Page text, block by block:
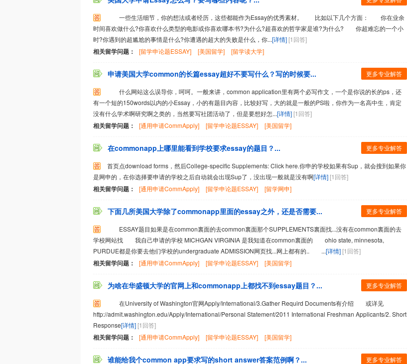
一些生活细节，你的想法或者经历，这些都能作为Essay的优秀素材。 比如以下几个方面： 你在业余
时间喜欢做什么?你喜欢什么类型的电影或你喜欢哪本书?为什么?超喜欢的哲学家是谁?为什么? 你超难忘的一个小
时?你遇到的超尴尬的事情是什么?你遭遇的超大的失败是什么，你...[详情][1回答]
相关留学问题： [留学申论题ESSAY] [美国留学] [留学读大学]
更多专业解答
申请美国大学common的长篇essay超好不要写什么？写的时候要...
什么网站这么误导你，呵呵。一般来讲，common application里有两个必写作文，一个是你说的长的ps，还
有一个短的150words以内的小Essay，小的有题目内容，比较好写，大的就是一般的PS啦，你作为一名高中生，肯定
没有什么学术啊研究啊之类的，当然要写社团活动了，但是要想好怎...[详情][1回答]
相关留学问题： [通用申请CommApply] [留学申论题ESSAY] [美国留学]
更多专业解答
在commonapp上哪里能看到学校要求essay的题目？...
首页点download forms，然后College-specific Supplements: Click here.你申的学校如果有Sup，就会搜到如果你
是网申的，在你选择要申请的学校之后自动就会出现Sup了，没出现一般就是没有啊[详情][1回答]
相关留学问题： [通用申请CommApply] [留学申论题ESSAY] [留学网申]
更多专业解答
下面几所美国大学除了commonapp里面的essay之外，还是否需要...
ESSAY题目如果是在common裏面的去common裏面那个SUPPLEMENTS裏面找...没有在common裏面的去
学校网站找 我自己申请的学校 MICHGAN VIRGINIA 是我知道在common裏面的 ohio state, minnesota,
PURDUE都是你要去他们学校的undergraduate ADMISSION网页找...网上都有的.. ...[详情][1回答]
相关留学问题： [通用申请CommApply] [留学申论题ESSAY] [美国留学]
更多专业解答
为啥在华盛顿大学的官网上和commonapp上都找不到essay题目？...
在University of Washington官网Apply/International/3.Gather Requird Documents有介绍 或详见
http://admit.washington.edu/Apply/International/Personal Statement/2011 International Freshman Applicants/2. Short
Response[详情][1回答]
相关留学问题： [通用申请CommApply] [留学申论题ESSAY] [美国留学]
更多专业解答
谁能给我个common app要求写的short answer答案范例啊？...